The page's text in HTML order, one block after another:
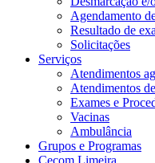
Agendamento
Resultado de
Solicitações
Serviços
Atendimentos
Atendimentos
Exames e
Vacinas
Ambulância
Grupos e Programas
Cecom Limeira